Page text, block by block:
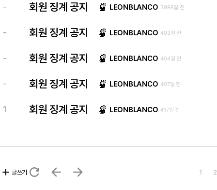
- 회원 징계 공지 LEONBLANCO 3998일 전
- 회원 징계 공지 LEONBLANCO 403일 전
- 회원 징계 공지 LEONBLANCO 404일 전
- 회원 징계 공지 LEONBLANCO 407일 전
1 회원 징계 공지 LEONBLANCO 417일 전
add 글쓰기 refresh arrow_back arrow_forward 1 2